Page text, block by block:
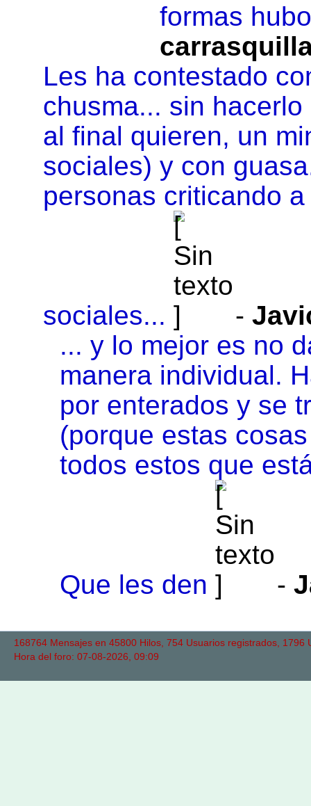
formas
Les ha contestado
chusma... sin
al final quieren, un
sociales) y con
personas criticando
sociales... -
... y lo mejor es no
manera individual.
por enterados y se
(porque estas
todos estos que
Que les den -
168764 Mensajes en 45800 Hilos, 754 Usuarios registrados,
Hora del foro: 07-08-2026, 09:09